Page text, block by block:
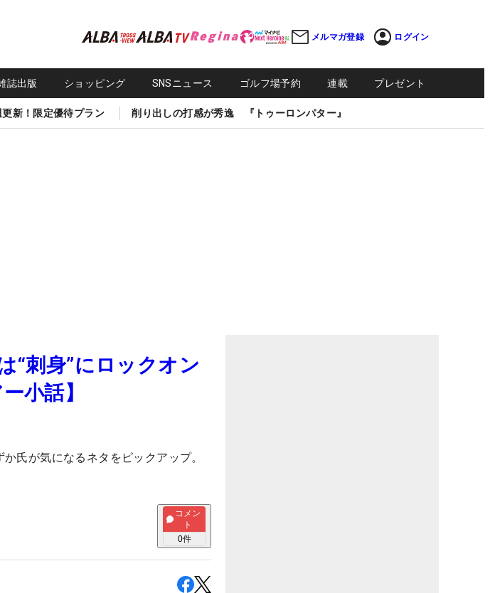
メルマガ登録 ログイン
誌出版 ショッピング SNSニュース ゴルフ場予約 連載 プレゼント
新！限定優待プラン 削り出しの打感が秀逸 『トゥーロンパター』
刺身”にロックオン
小話】
氏が気になるネタをピックアップ。
コメン
ト
0件